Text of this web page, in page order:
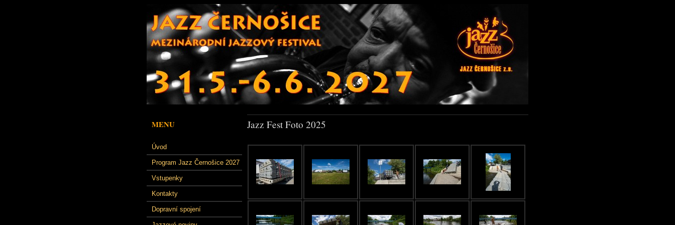
MENU
Úvod
Program Jazz Černošice 2027
Vstupenky
Kontakty
Dopravní spojení
Jazz Fest Foto 2025